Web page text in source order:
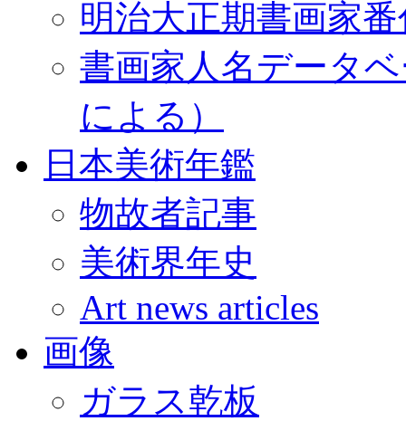
明治大正期書画家
書画家人名データ
による）
日本美術年鑑
物故者記事
美術界年史
Art news articles
画像
ガラス乾板